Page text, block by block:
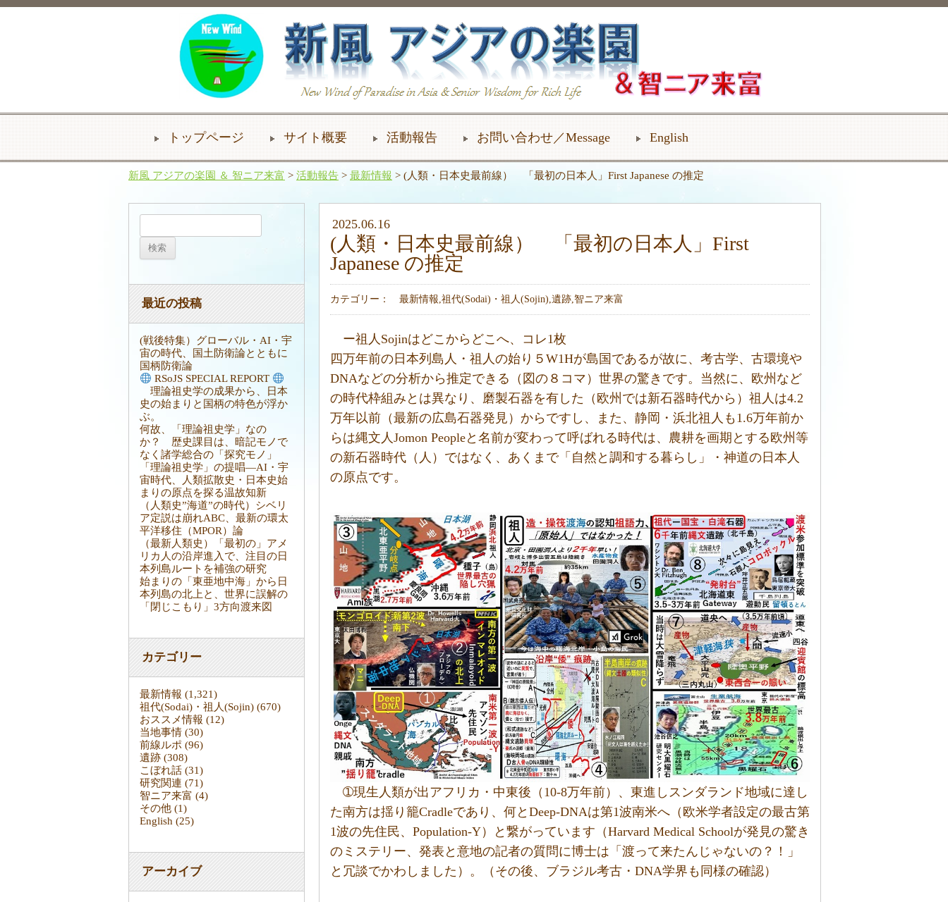
トップページ サイト概要 活動報告 お問い合わせ／Message English
新風 アジアの楽園 ＆ 智ニア来富 > 活動報告 > 最新情報 > (人類・日本史最前線） 「最初の日本人」First Japanese の推定
最近の投稿
(戦後特集）グローバル・AI・宇
宙の時代、国土防衛論とともに
国柄防衛論
RSoJS SPECIAL REPORT
理論祖史学の成果から、日本
史の始まりと国柄の特色が浮か
ぶ。
何故、「理論祖史学」なの
か？ 歴史課目は、暗記モノで
なく諸学総合の「探究モノ」
「理論祖史学」の提唱―AI・宇
宙時代、人類拡散史・日本史始
まりの原点を探る温故知新
（人類史”海道”の時代）シベリ
ア定説は崩れABC、最新の環太
平洋移住（MPOR）論
（最新人類史）「最初の」アメ
リカ人の沿岸進入で、注目の日
本列島ルートを補強の研究
始まりの「東亜地中海」から日
本列島の北上と、世界に誤解の
「閉じこもり」3方向渡来図
カテゴリー
最新情報 (1,321)
祖代(Sodai)・祖人(Sojin) (670)
おススメ情報 (12)
当地事情 (30)
前線ルポ (96)
遺跡 (308)
こぼれ話 (31)
研究関連 (71)
智ニア来富 (4)
その他 (1)
English (25)
アーカイブ
2025.06.16
(人類・日本史最前線） 「最初の日本人」First
Japanese の推定
カテゴリー： 最新情報,祖代(Sodai)・祖人(Sojin),遺跡,智ニア来富
ー祖人Sojinはどこからどこへ、コレ1枚
四万年前の日本列島人・祖人の始り５W1Hが島国であるが故に、考古学、古環境や
DNAなどの分析から推定できる（図の８コマ）世界の驚きです。当然に、欧州など
の時代枠組みとは異なり、磨製石器を有した（欧州では新石器時代から）祖人は4.2
万年以前（最新の広島石器発見）からですし、また、静岡・浜北祖人も1.6万年前か
らは縄文人Jomon Peopleと名前が変わって呼ばれる時代は、農耕を画期とする欧州等
の新石器時代（人）ではなく、あくまで「自然と調和する暮らし」・神道の日本人
の原点です。
➀現生人類が出アフリカ・中東後（10-8万年前）、東進しスンダランド地域に達し
た南方は揺り籠Cradleであり、何とDeep-DNAは第1波南米へ（欧米学者設定の最古第
1波の先住民、Population-Y）と繋がっています（Harvard Medical Schoolが発見の驚き
のミステリー、発表と意地の記者の質問に博士は「渡って来たんじゃないの？！」
と冗談でかわしました）。（その後、ブラジル考古・DNA学界も同様の確認）